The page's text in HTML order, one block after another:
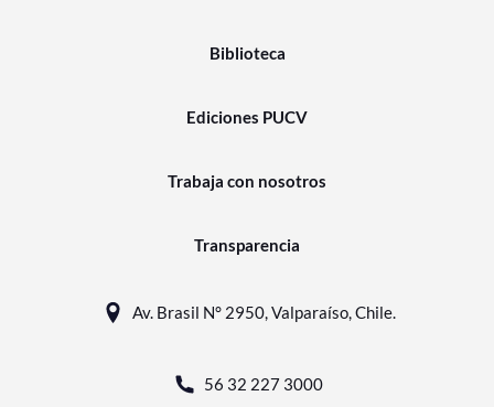
Biblioteca
Ediciones PUCV
Trabaja con nosotros
Transparencia
Av. Brasil N° 2950, Valparaíso, Chile.
56 32 227 3000